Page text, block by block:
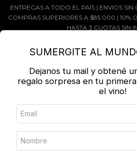
ENTREGAS A TODO EL PAIS | ENVIOS
COMPRAS SUPERIORES A $85.000 | 10%
HASTA 3 CUOTAS SIN
Beber con moderación. Prohibida
años.
1124096761
SUMERGITE AL
Dejanos tu mail y obtené
regalo sorpresa en tu
el vino!